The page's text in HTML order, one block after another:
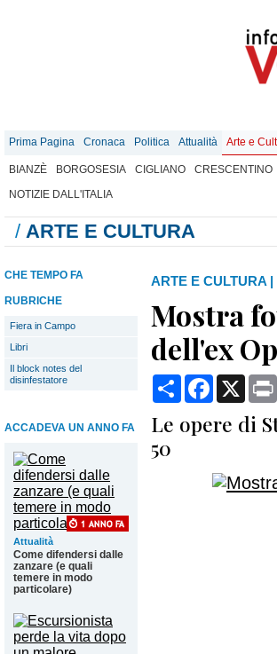
Prima Pagina Cronaca Politica Attualità Arte e
BIANZÈ BORGOSESIA CIGLIANO CRESCENTINO
NOTIZIE DALL'ITALIA
/ ARTE E CULTURA
CHE TEMPO FA
RUBRICHE
Fiera in Campo
Libri
Il block notes del
disinfestatore
ACCADEVA UN ANNO FA
Attualità
Come difendersi dalle
zanzare (e quali
temere in modo
particolare)
ARTE E CULTURA |
Mostra
dell'ex
CondividiFacebook
X
Le opere di
50